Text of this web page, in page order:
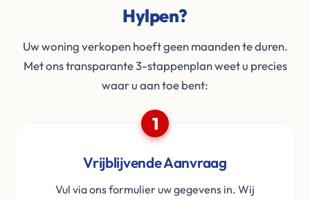
Hylpen?
Uw woning verkopen hoeft geen maanden te duren.
Met ons transparante 3-stappenplan weet u precies
waar u aan toe bent:
1
Vrijblijvende Aanvraag
Vul via ons formulier uw gegevens in. Wij